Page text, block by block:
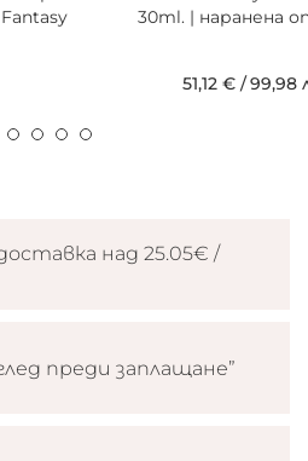
30ml. | наранена
51,12 €/99,98
над 25.05€ /
преди заплащане”